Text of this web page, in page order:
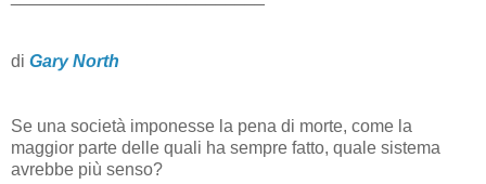
di Gary North
Se una società imponesse la pena di morte, come la
maggior parte delle quali ha sempre fatto, quale sistema
avrebbe più senso?